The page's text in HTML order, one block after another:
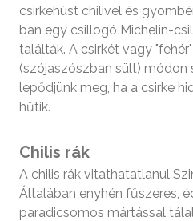
csirkehúst chilivel és
ban egy csillogó Michelin-
találták. A csirkét vagy
(szójaszószban sült) módon
lepődjünk meg, ha a csirke
hűtik.
Chilis rák
A chilis rák vitathatatlanul
Általában enyhén fűszeres,
paradicsomos mártással